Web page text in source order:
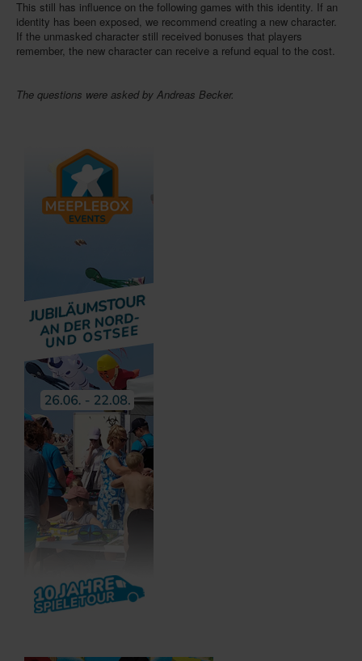
This still has influence on the following games with this identity. If an
identity has been exposed, we recommend creating a new character.
If the unmasked character still received bonuses that players
remember, the new character can receive a refund equal to the cost.
The questions were asked by Andreas Becker.